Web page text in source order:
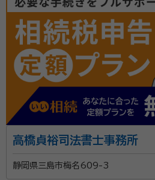
高橋貞裕司法書士事務所
静岡県三島市梅名609-3